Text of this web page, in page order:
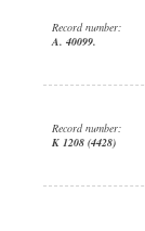
Record number:
A. 40099.
Record number:
K 1208 (4428)